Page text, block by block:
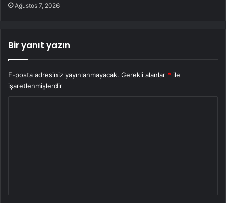
Ağustos 7, 2026
Bir yanıt yazın
E-posta adresiniz yayınlanmayacak. Gerekli alanlar * ile
işaretlenmişlerdir